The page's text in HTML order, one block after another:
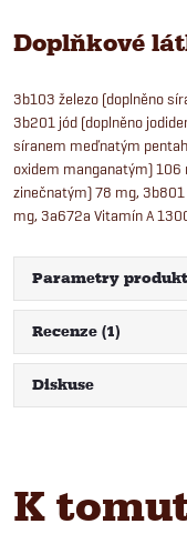
Doplňkové
3b103 železo (doplněno
3b201 jód (doplněno
síranem meďnatým
oxidem manganatým) 106
zinečnatým) 78 mg, 3b801
mg, 3a672a Vitamín A
Parametry
Recenze (1)
Diskuse
K